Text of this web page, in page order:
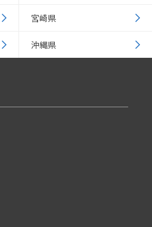
宮崎県
沖縄県